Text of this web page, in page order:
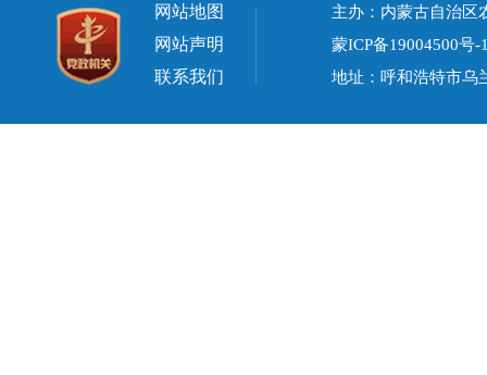
网站地图
网站声明
联系我们
主办：内蒙古自治
蒙ICP备19004500号-
地址：呼和浩特市